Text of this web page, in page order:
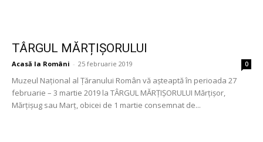
TÂRGUL MĂRȚIȘORULUI
Acasă la Români - 25 februarie 2019 0
Muzeul Național al Țăranului Român vă așteaptă în perioada 27
februarie – 3 martie 2019 la TÂRGUL MĂRȚIȘORULUI Mărțișor,
Mărțișug sau Marț, obicei de 1 martie consemnat de...